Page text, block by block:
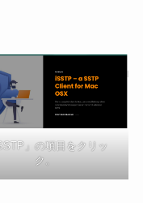
」の項目をクリッ
ク。